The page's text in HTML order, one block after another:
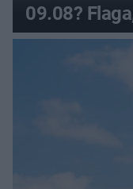
09.08?